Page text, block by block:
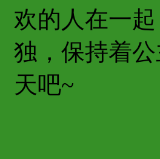
欢的人在一
独，保持着
天吧~